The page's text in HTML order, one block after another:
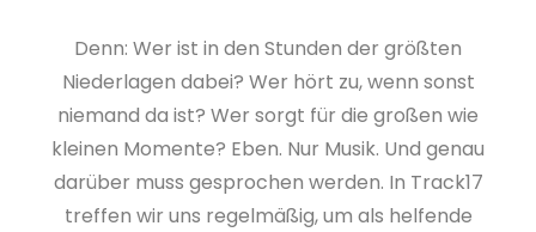
Denn: Wer ist in den Stunden der größten
Niederlagen dabei? Wer hört zu, wenn sonst
niemand da ist? Wer sorgt für die großen wie
kleinen Momente? Eben. Nur Musik. Und genau
darüber muss gesprochen werden. In Track17
treffen wir uns regelmäßig, um als helfende